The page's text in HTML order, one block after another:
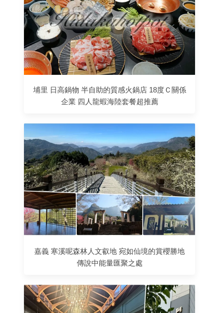
埔里 日高鍋物 半自助的質感火鍋店 18度Ｃ關係
企業 四人龍蝦海陸套餐超推薦
嘉義 寒溪呢森林人文叡地 宛如仙境的賞櫻勝地
傳說中能量匯聚之處